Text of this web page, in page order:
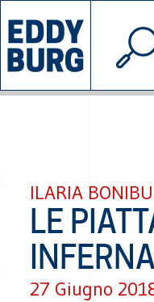
INIZIATIVE
©
ILARIA
LE
27 Giugno